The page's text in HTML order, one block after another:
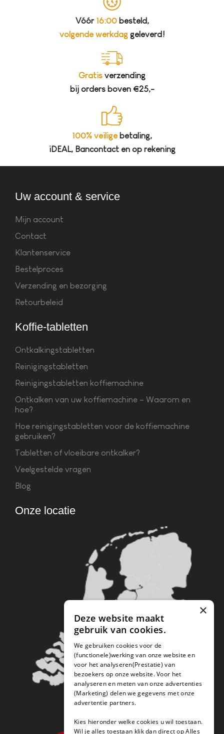
Vóór 16:00besteld,
volgende werkdaggeleverd!
Gratis verzending
bij orders boven €25,-
100% veiligebetaling,
iDEAL, Bancontact en op rekening
Uw account & service
Mijn account
Contact
Klantenservice
Bestelproces
Verzending en bezorging
Retourbeleid
Koffie-tabletten
Ontkalkingstabletten
Reinigingstabletten
Reinigingstabletten koffiemachine
Ontkalken van uw koffiemachine – Waarom en
hoe?
Hoe reinigingstabletten voor de koffiemachine
gebruiken?
Tabletten of vloeibare ontkalker?
Veelgestelde vragen
Blog
Onze locatie
×
Deze website maakt
gebruik van cookies.
We gebruiken cookies voor de
(functionele)werking van onze website en
voor het analyseren(Prestatie) van
bezoekers op onze website. Voor het
analyseren en meten van onze advertenties
(Marketing) delen we gegevens met onze
advertentie partners.
Kies hieronder welke cookies u wil toestaan.
Wil je alles toestaan klik dan direct op Alles